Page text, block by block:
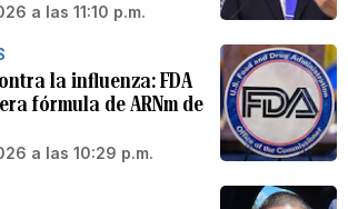
a las 11:10 p.m.
la influenza: FDA
fórmula de ARNm de
a las 10:29 p.m.